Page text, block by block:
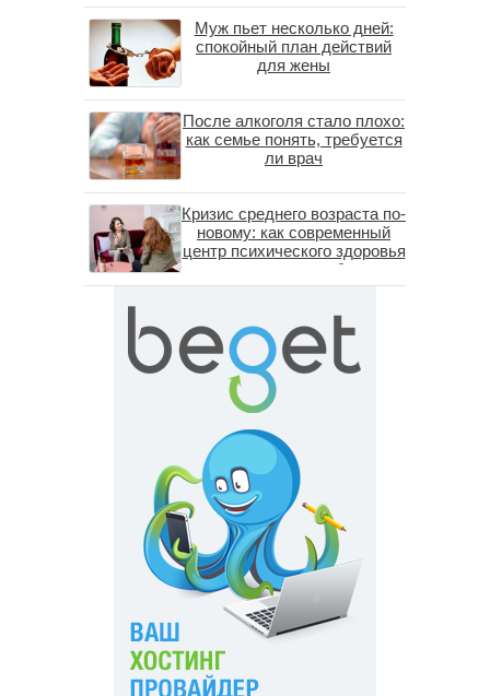
Муж пьет несколько дней:
спокойный план действий
для жены
После алкоголя стало плохо:
как семье понять, требуется
ли врач
Кризис среднего возраста по-
новому: как современный
центр психического здоровья
помогает пересобрать
личность без таблеток